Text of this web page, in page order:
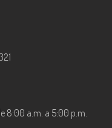
8:00 a.m. a 5:00 p.m.